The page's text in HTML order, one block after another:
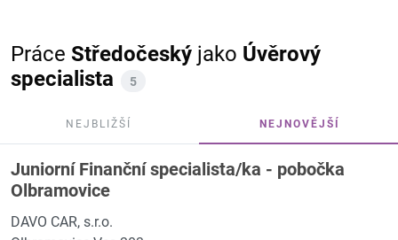
Práce Středočeský jako Úvěrový
specialista
5
NEJBLIŽŠÍ NEJNOVĚJŠÍ
Juniorní Finanční specialista/ka - pobočka
Olbramovice
DAVO CAR, s.r.o.